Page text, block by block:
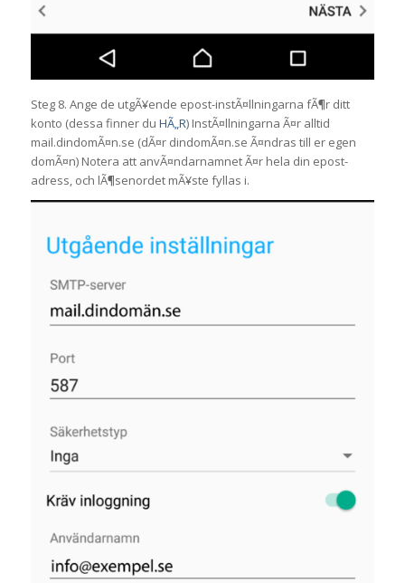
Steg 8. Ange de utgÃ¥ende epost-instÃ¤llningarna fÃ¶r ditt
konto (dessa finner du HÃ„R) InstÃ¤llningarna Ã¤r alltid
mail.dindomÃ¤n.se (dÃ¤r dindomÃ¤n.se Ã¤ndras till er egen
domÃ¤n) Notera att anvÃ¤ndarnamnet Ã¤r hela din epost-
adress, och lÃ¶senordet mÃ¥ste fyllas i.